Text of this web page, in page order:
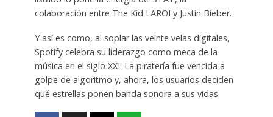
colaboración entre The Kid LAROI y Justin Bieber.
Y así es como, al soplar las veinte velas digitales,
Spotify celebra su liderazgo como meca de la
música en el siglo XXI. La piratería fue vencida a
golpe de algoritmo y, ahora, los usuarios deciden
qué estrellas ponen banda sonora a sus vidas.